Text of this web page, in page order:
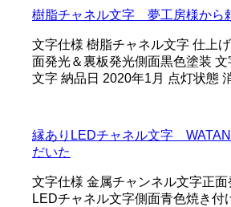
樹脂チャネル文字 夢工房様から
文字仕様 樹脂チャネル文字 仕上
面発光＆裏板発光側面黒色塗装
文字 納品日 2020年1月 点灯状態
縁ありLEDチャネル文字
だいた
文字仕様 金属チャンネル文字正面
LEDチャネル文字側面青色焼き付